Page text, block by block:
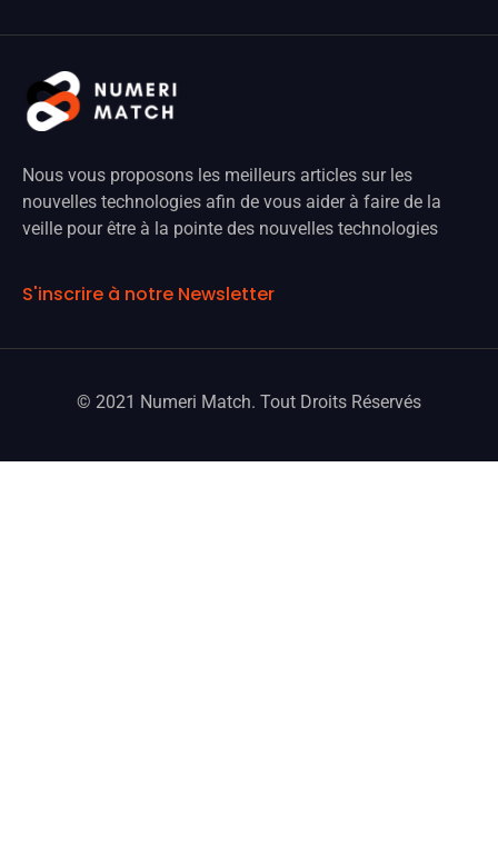
Nous vous proposons les meilleurs articles sur les
nouvelles technologies afin de vous aider à faire de la
veille pour être à la pointe des nouvelles technologies
S'inscrire à notre Newsletter
© 2021 Numeri Match. Tout Droits Réservés